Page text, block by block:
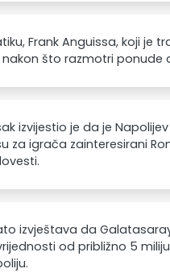
Frank Anguissa, koji
što razmotri ponude
izvijestio je da je
za igrača zainteresirani
izvještava da
od približno 5